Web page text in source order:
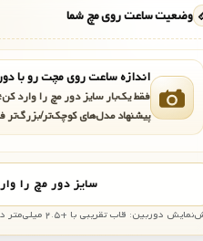
وضعیت ساعت روی مچ شما
اندازه ساعت روی مچت رو با
فقط یک‌بار سایز دور مچ را وارد
پیشنهاد مدل‌های کوچک‌تر/بزرگ‌تر
سایز دور مچ را
دوربین: قاب تقریبی با +۲.۵ میلی‌متر در هر طرف